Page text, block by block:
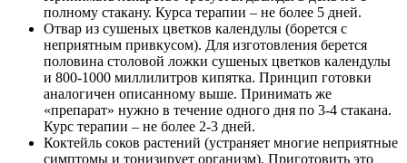
полному стакану. Курса терапии – не более 5 дней.
Отвар из сушеных цветков календулы (борется с
неприятным привкусом). Для изготовления берется
половина столовой ложки сушеных цветков календулы
и 800-1000 миллилитров кипятка. Принцип готовки
аналогичен описанному выше. Принимать же
«препарат» нужно в течение одного дня по 3-4 стакана.
Курс терапии – не более 2-3 дней.
Коктейль соков растений (устраняет многие неприятные
симптомы и тонизирует организм). Приготовить это